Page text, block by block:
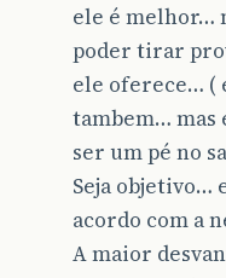
ele é melhor…
poder tirar
ele oferece… (
tambem… mas
ser um pé no
Seja objetivo…
acordo com a
A maior